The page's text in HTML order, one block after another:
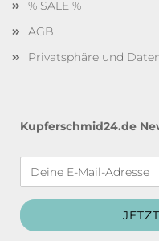
% SALE %
AGB
Privatsphäre und
Kupferschmid24.de